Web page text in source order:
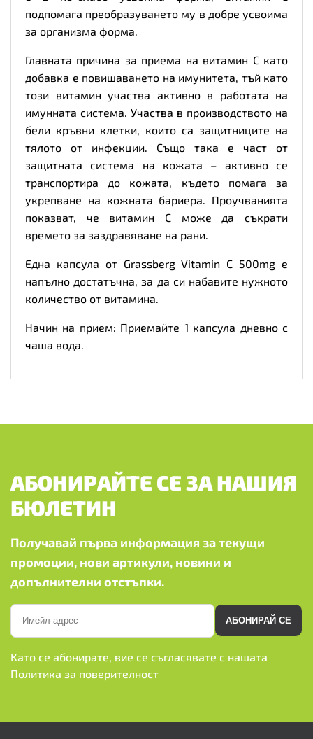
подпомага преобразуването му в добре усвоима
за организма форма.
Главната причина за приема на витамин C като
добавка е повишаването на имунитета, тъй като
този витамин участва активно в работата на
имунната система. Участва в производството на
бели кръвни клетки, които са защитниците на
тялото от инфекции. Също така е част от
защитната система на кожата – активно се
транспортира до кожата, където помага за
укрепване на кожната бариера. Проучванията
показват, че витамин C може да съкрати
времето за заздравяване на рани.
Една капсула от Grassberg Vitamin C 500mg е
напълно достатъчна, за да си набавите нужното
количество от витамина.
Начин на прием: Приемайте 1 капсула дневно с
чаша вода.
АБОНИРАЙТЕ СЕ ЗА НАШИЯ
БЮЛЕТИН
Получавай първа информация за текущи
промоции, нови артикули, новини и
допълнителни отстъпки.
АБОНИРАЙ СЕ
Като се абонирате, вие се съгласявате с нашата
Политика за поверителност